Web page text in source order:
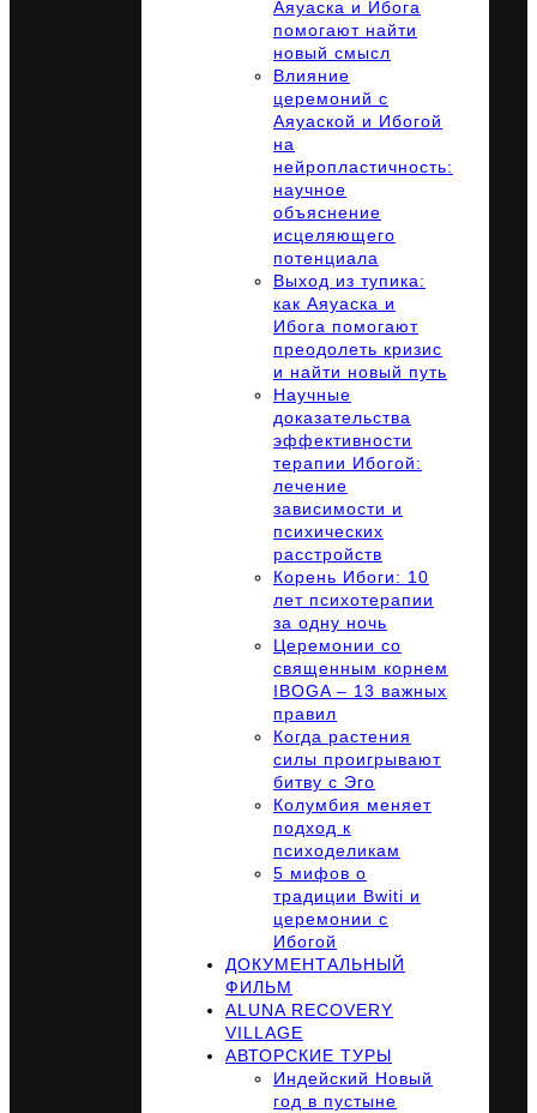
Аяуаска и Ибога
помогают найти
новый смысл
Влияние
церемоний с
Аяуаской и Ибогой
на
нейропластичность:
научное
объяснение
исцеляющего
потенциала
Выход из тупика:
как Аяуаска и
Ибога помогают
преодолеть кризис
и найти новый путь
Научные
доказательства
эффективности
терапии Ибогой:
лечение
зависимости и
психических
расстройств
Корень Ибоги: 10
лет психотерапии
за одну ночь
Церемонии со
священным корнем
IBOGA – 13 важных
правил
Когда растения
силы проигрывают
битву с Эго
Колумбия меняет
подход к
психоделикам
5 мифов о
традиции Bwiti и
церемонии с
Ибогой
ДОКУМЕНТАЛЬНЫЙ
ФИЛЬМ
ALUNA RECOVERY
VILLAGE
АВТОРСКИЕ ТУРЫ
Индейский Новый
год в пустыне